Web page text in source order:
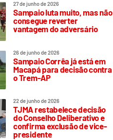
27 de junho de 2026
Sampaio luta muito, mas não
consegue reverter
vantagem do adversário
26 de junho de 2026
Sampaio Corrêa já está em
Macapá para decisão contra
o Trem-AP
22 de junho de 2026
TJMA restabelece decisão
do Conselho Deliberativo e
confirma exclusão de vice-
presidente